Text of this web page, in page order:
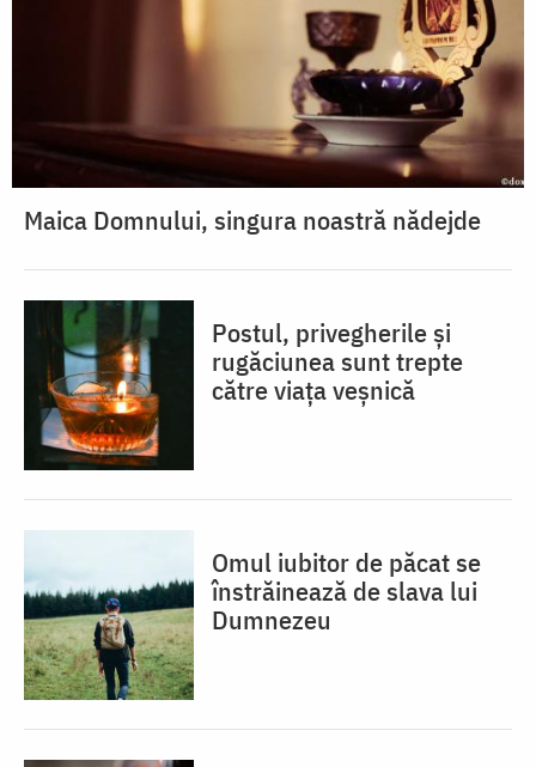
Maica Domnului, singura noastră nădejde
Postul, privegherile și
rugăciunea sunt trepte
către viața veșnică
Omul iubitor de păcat se
înstrăinează de slava lui
Dumnezeu